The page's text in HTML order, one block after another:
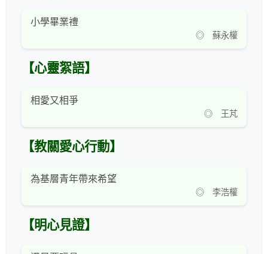
小學畢業禮
◎ 蘇永權
【心靈絮語】
相愛又相爭
◎ 王芃
【教關愛心行動】
為基層青年帶來希望
◎ 李浩權
【明心見證】